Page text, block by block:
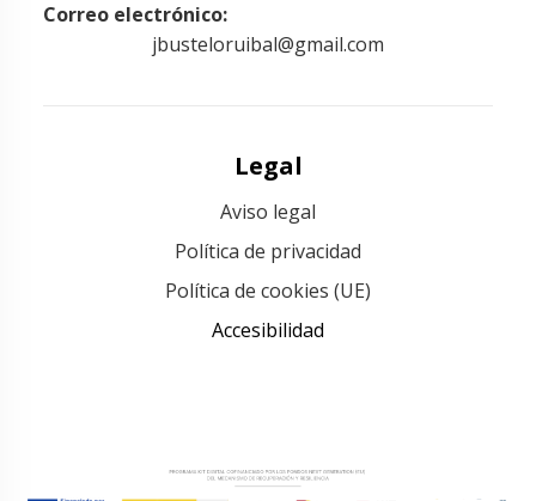
Correo electrónico:
jbusteloruibal@gmail.com
Legal
Aviso legal
Política de privacidad
Política de cookies (UE)
Accesibilidad